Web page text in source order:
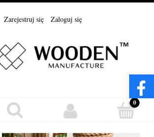
Zarejestruj się Zaloguj się